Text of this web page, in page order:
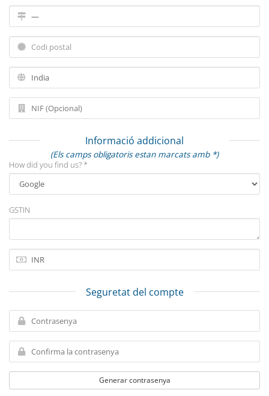
Informació addicional
(Els camps obligatoris estan marcats amb *)
How did you find us? *
GSTIN
Seguretat del compte
Generar contrasenya